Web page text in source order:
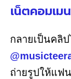
เน็ตคอมเม
กลายเป็นคลิป
ถ่ายรูปให้แฟ